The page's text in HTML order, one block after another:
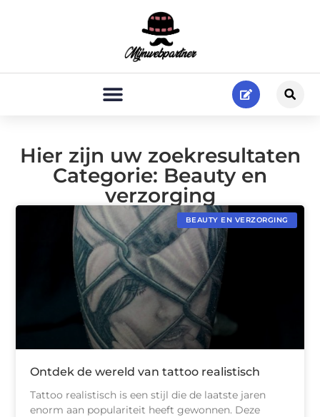
Hier zijn uw zoekresultaten
Categorie: Beauty en
verzorging
BEAUTY EN VERZORGING
Ontdek de wereld van tattoo realistisch
Tattoo realistisch is een stijl die de laatste jaren
enorm aan populariteit heeft gewonnen. Deze